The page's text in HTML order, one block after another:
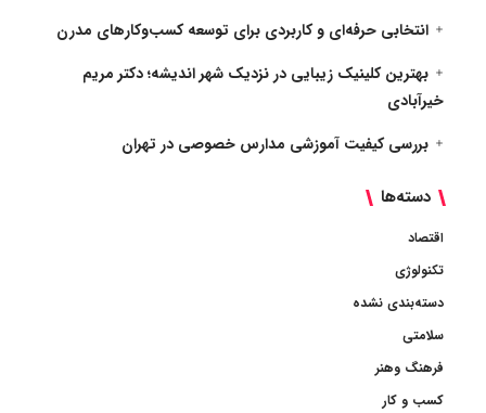
انتخابی حرفه‌ای و کاربردی برای توسعه کسب‌وکارهای مدرن
بهترین کلینیک زیبایی در نزدیک شهر اندیشه؛ دکتر مریم
خیرآبادی
بررسی کیفیت آموزشی مدارس خصوصی در تهران
دسته‌ها
اقتصاد
تکنولوژی
دسته‌بندی نشده
سلامتی
فرهنگ وهنر
کسب و کار